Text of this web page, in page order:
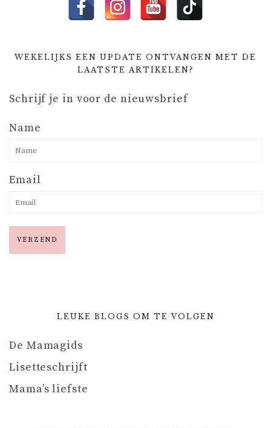
WEKELIJKS EEN UPDATE ONTVANGEN MET DE
LAATSTE ARTIKELEN?
Schrijf je in voor de nieuwsbrief
Name
Email
LEUKE BLOGS OM TE VOLGEN
De Mamagids
Lisetteschrijft
Mama’s liefste